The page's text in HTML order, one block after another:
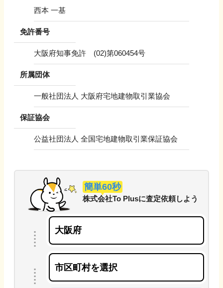
西本 一基
免許番号
大阪府知事免許 (02)第060454号
所属団体
一般社団法人 大阪府宅地建物取引業協会
保証協会
公益社団法人 全国宅地建物取引業保証協会
簡単60秒
株式会社To Plusに査定依頼しよう